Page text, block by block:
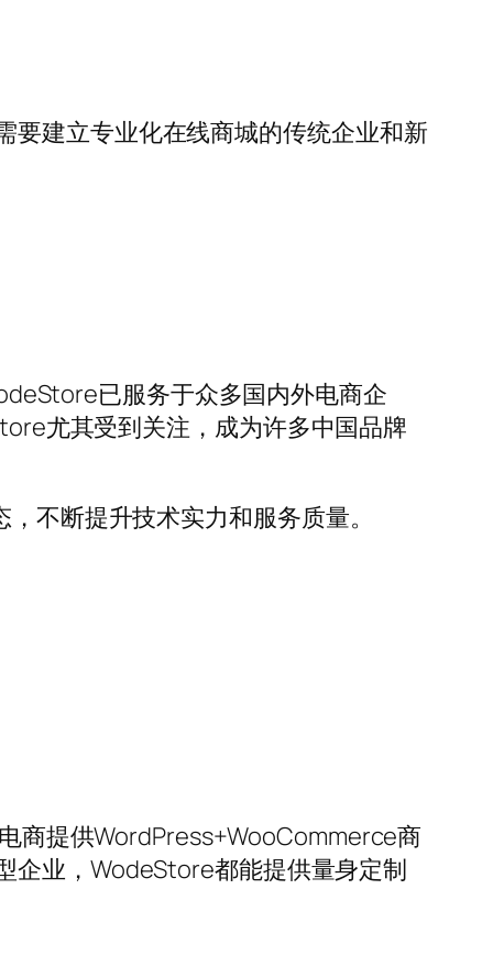
要建立专业化在线商城的传统企业和新
已服务于众多国内外电商企
尤其受到关注，成为许多中国品牌
不断提升技术实力和服务质量。
商提供WordPress+WooCommerce商
企业，WodeStore都能提供量身定制